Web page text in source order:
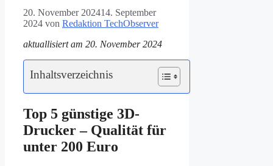
20. November 202414. September
2024 von Redaktion TechObserver
aktuallisiert am 20. November 2024
Inhaltsverzeichnis
Top 5 günstige 3D-
Drucker – Qualität für
unter 200 Euro